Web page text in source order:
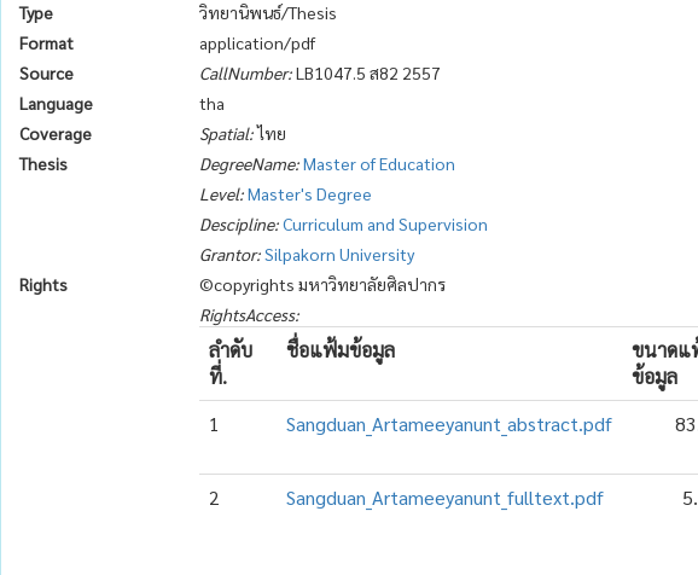
Type
วิทยานิพนธ์/Thesis
Format
application/pdf
Source
CallNumber:LB1047.5 ส82 2557
Language
tha
Coverage
Spatial:ไทย
Thesis
DegreeName:Master of Education
Level:Master's Degree
Descipline:Curriculum and Supervision
Grantor:Silpakorn University
Rights
©copyrights มหาวิทยาลัยศิลปากร
RightsAccess:
ลำดับ
ที่.
ชื่อแฟ้มข้อมูล
ขนาดแ
ข้อมูล
1 Sangduan_Artameeyanunt_abstract.pdf
2
Sangduan_Artameeyanunt_fulltext.pdf